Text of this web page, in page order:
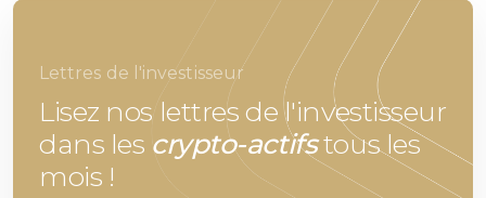
Lettres de l'investisseur
Lisez nos lettres de l'investisseur
dans les crypto-actifstous les
mois !